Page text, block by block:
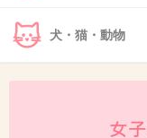
続かず、一人ぼ
＋ 顔がブスだか
犬・猫・動物